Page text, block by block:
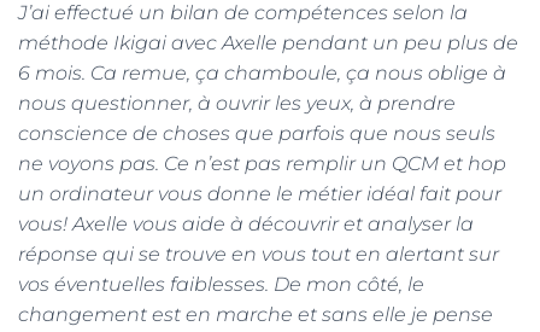
J’ai effectué un bilan de compétences selon la
méthode Ikigai avec Axelle pendant un peu plus de
6 mois. Ca remue, ça chamboule, ça nous oblige à
nous questionner, à ouvrir les yeux, à prendre
conscience de choses que parfois que nous seuls
ne voyons pas. Ce n’est pas remplir un QCM et hop
un ordinateur vous donne le métier idéal fait pour
vous! Axelle vous aide à découvrir et analyser la
réponse qui se trouve en vous tout en alertant sur
vos éventuelles faiblesses. De mon côté, le
changement est en marche et sans elle je pense